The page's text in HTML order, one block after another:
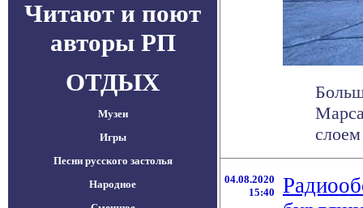
Читают и поют
авторы РП
ОТДЫХ
Музеи
Игры
Песни русского застолья
Народное
04.08.2020
15:40